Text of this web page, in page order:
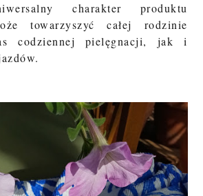
charakter produktu
towarzyszyć całej rodzinie
codziennej pielęgnacji, jak i